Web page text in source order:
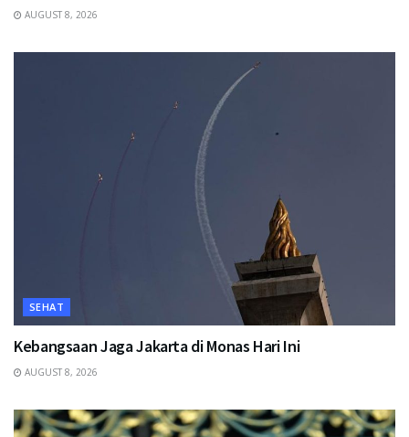
AUGUST 8, 2026
SEHAT
Kebangsaan Jaga Jakarta di Monas Hari Ini
AUGUST 8, 2026